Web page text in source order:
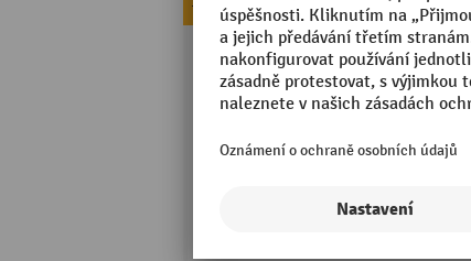
Topseller